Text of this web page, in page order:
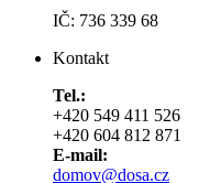
IČ: 736 339 68
Kontakt
Tel.:
+420 549 411 526
+420 604 812 871
E-mail:
domov@dosa.cz